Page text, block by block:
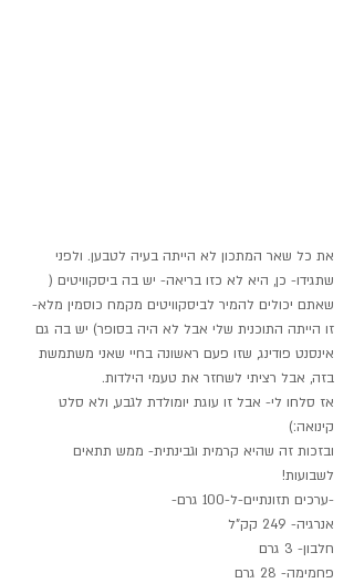
את כל שאר המתכון לא הייתה בעיה לטבען. ולפני
שתגידו- כן, היא לא כזו בריאה- יש בה ביסקוויטים (
שאתם יכולים להמיר לביסקוויטים מקמח כוסמין מלא-
זו הייתה התוכנית שלי אבל לא היה בסופר) יש בה גם
אינסנט פודינג, שזו פעם ראשונה בחיי שאני משתמשת
בזה, אבל רציתי לשחזר את טעמי הילדות.
אז סלחו לי- אבל זו עוגת יומולדת לגבע, ולא סלט
קינואה:)
ובזכות זה שהיא קרמית וגבינתית- ממש תתאים
לשבועות!
-ערכים תזונתיים-ל-100 גרם-
אנרגיה- 249 קק"ל
חלבון- 3 גרם
פחמימה- 28 גרם